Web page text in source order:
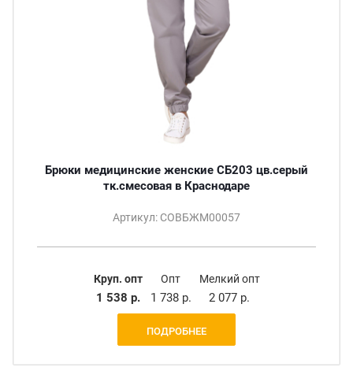
Брюки медицинские женские СБ203 цв.серый
тк.смесовая в Краснодаре
Артикул: СОВБЖМ00057
Круп. опт
1 538 р.
Опт
1 738 р.
Мелкий опт
2 077 р.
ПОДРОБНЕЕ